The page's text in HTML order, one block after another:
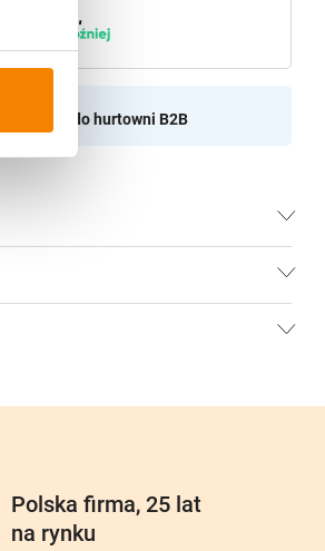
Przejdź do hurtowni B2B
Polska firma, 25 lat
na rynku